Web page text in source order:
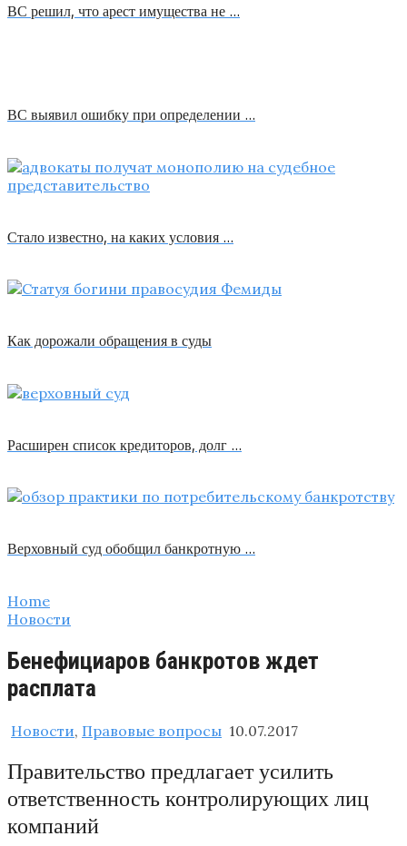
ВС решил, что арест имущества не …
ВС выявил ошибку при определении …
Стало известно, на каких условия …
Как дорожали обращения в суды
Расширен список кредиторов, долг …
Верховный суд обобщил банкротную …
Home
Новости
Бенефициаров банкротов ждет
расплата
Новости, Правовые вопросы 10.07.2017
Правительство предлагает усилить
ответственность контролирующих лиц
компаний